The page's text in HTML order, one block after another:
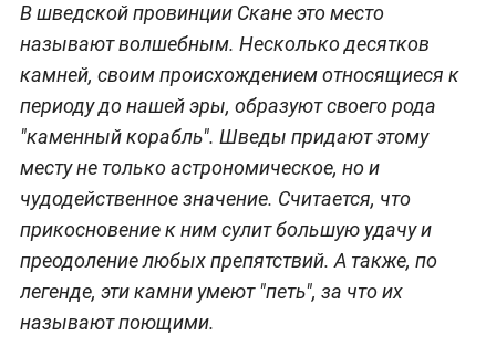
В шведской провинции Скане это место
называют волшебным. Несколько десятков
камней, своим происхождением относящиеся к
периоду до нашей эры, образуют своего рода
"каменный корабль". Шведы придают этому
месту не только астрономическое, но и
чудодейственное значение. Считается, что
прикосновение к ним сулит большую удачу и
преодоление любых препятствий. А также, по
легенде, эти камни умеют "петь", за что их
называют поющими.